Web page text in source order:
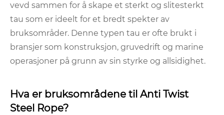
vevd sammen for å skape et sterkt og slitesterkt
tau som er ideelt for et bredt spekter av
bruksområder. Denne typen tau er ofte brukt i
bransjer som konstruksjon, gruvedrift og marine
operasjoner på grunn av sin styrke og allsidighet.
Hva er bruksområdene til Anti Twist
Steel Rope?